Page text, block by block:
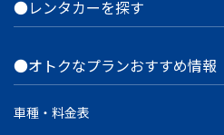
●レンタカーを探す
●オトクなプランおすすめ情報
車種・料金表